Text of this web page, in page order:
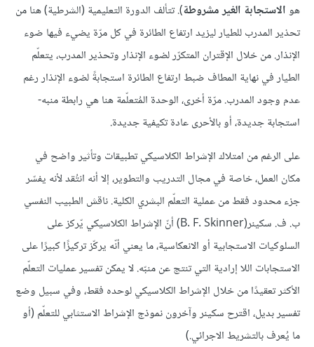
هوالاستجابة الغير مشروطة). تتألف الدورة التعليمية (الشرطية) هنا من
تحذير المدرب للطيار ليزيد ارتفاع الطائرة في كل مرّة يضيء فيها ضوء
الإنذار. من خلال الإقتران المتكرّر لضوء الإنذار وتحذير المدرب، يتعلّم
الطيار في نهاية المطاف ضبط ارتفاع الطائرة استجابةً لضوء الإنذار رغم
عدم وجود المدرب. مرّة أخرى، الوحدة المُتعلّمة هنا هي رابطة منبه-
استجابة جديدة، أو بالأحرى عادة تكيفية جديدة.
على الرغم من امتلاك الإشراط الكلاسيكي تطبيقات وتأثير واضح في
مكان العمل، خاصة في مجال التدريب والتطوير، إلا أنه انتُقد لأنه يفسّر
جزء محدود فقط من عملية التعلّم البشري الكلية. ناقش الطبيب النفسي
ب. ف. سكينر(B. F. Skinner) أنّ الإشراط الكلاسيكي يّركز على
السلوكيات الاستجابية أو الانعكاسية، ما يعني أنّه يركّز تركيزًا كبيرًا على
الاستجابات اللا إرادية التي تنتج عن منبّه. لا يمكن تفسير عمليات التعلّم
الأكثر تعقيدًا من خلال الإشراط الكلاسيكي لوحده فقط، وفي سبيل وضع
تفسير بديل، اقترح سكينر وآخرون نموذج الإشراط الاستثابي للتعلّم (أو
ما يُعرف بالتشريط الاجرائي.)